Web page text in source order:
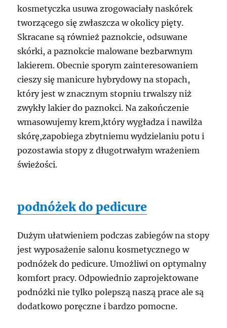
kosmetyczka usuwa zrogowaciały naskórek
tworzącego się zwłaszcza w okolicy pięty.
Skracane są również paznokcie, odsuwane
skórki, a paznokcie malowane bezbarwnym
lakierem. Obecnie sporym zainteresowaniem
cieszy się manicure hybrydowy na stopach,
który jest w znacznym stopniu trwalszy niż
zwykły lakier do paznokci. Na zakończenie
wmasowujemy krem,który wygładza i nawilża
skórę,zapobiega zbytniemu wydzielaniu potu i
pozostawia stopy z długotrwałym wrażeniem
świeżości.
podnóżek do pedicure
Dużym ułatwieniem podczas zabiegów na stopy
jest wyposażenie salonu kosmetycznego w
podnóżek do pedicure. Umożliwi on optymalny
komfort pracy. Odpowiednio zaprojektowane
podnóżki nie tylko polepszą naszą prace ale są
dodatkowo poręczne i bardzo pomocne.